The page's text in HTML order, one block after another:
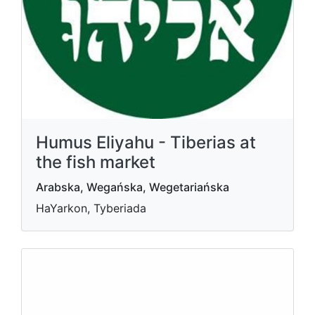
Humus Eliyahu - Tiberias at
the fish market
Arabska, Wegańska, Wegetariańska
HaYarkon, Tyberiada